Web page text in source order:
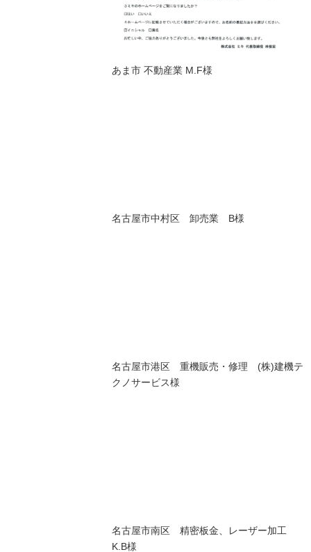
あま市 不動産業 M.F様
名古屋市中村区 卸売業 B様
名古屋市港区 重機販売・修理 (株)建機テ
クノサービス様
名古屋市南区 精密板金、レーザー加工
K.B様